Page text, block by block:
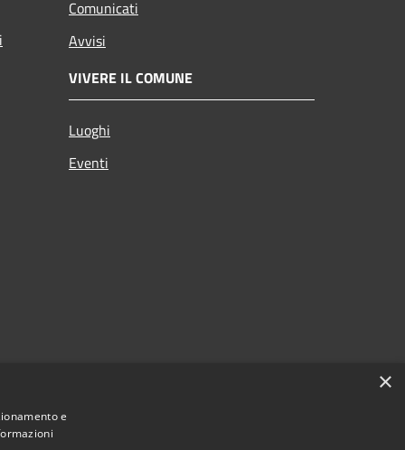
Comunicati
Avvisi
VIVERE IL COMUNE
Luoghi
Eventi
×
e